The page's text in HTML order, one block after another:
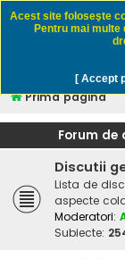
Prima pagină
Forum
Discutii
Lista de
aspecte
Moderatori:
Subiecte:
Acest site foloseşte
Pentru mai
[ Accept